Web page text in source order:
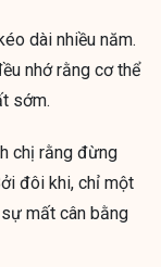
dài nhiều năm.
nhớ rằng cơ thể
sớm.
chị rằng đừng
đôi khi, chỉ một
mất cân bằng